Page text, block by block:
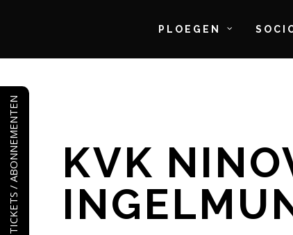
to
main
content
PLOEGEN
KVK
TICKETS / ABONNEMENTEN